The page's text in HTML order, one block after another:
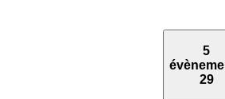
5
29